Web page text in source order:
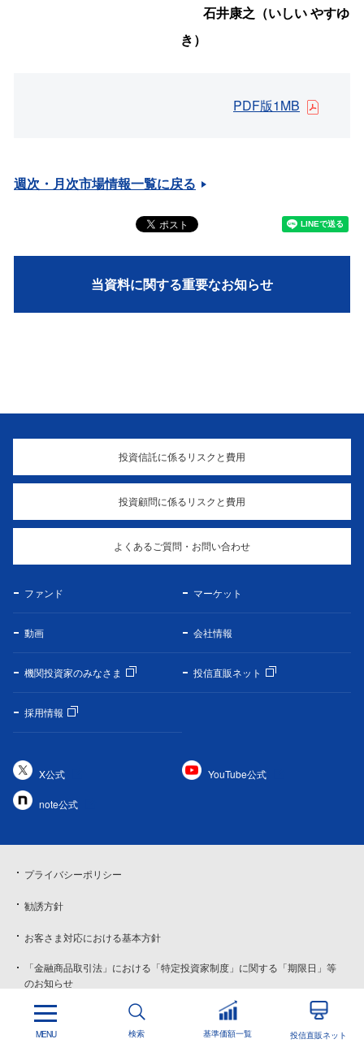
石井康之（いしい やすゆ
き）
PDF版1MB
週次・月次市場情報一覧に戻る
当資料に関する重要なお知らせ
投資信託に係るリスクと費用
投資顧問に係るリスクと費用
よくあるご質問・お問い合わせ
ファンド マーケット
動画 会社情報
機関投資家のみなさま 投信直販ネット
採用情報
X公式 YouTube公式
note公式
プライバシーポリシー
勧誘方針
お客さま対応における基本方針
「金融商品取引法」における「特定投資家制度」に関する「期限日」等
のお知らせ
サイト・SNSのご利用にあたって
MENU 検索 基準価額一覧 投信直販ネット